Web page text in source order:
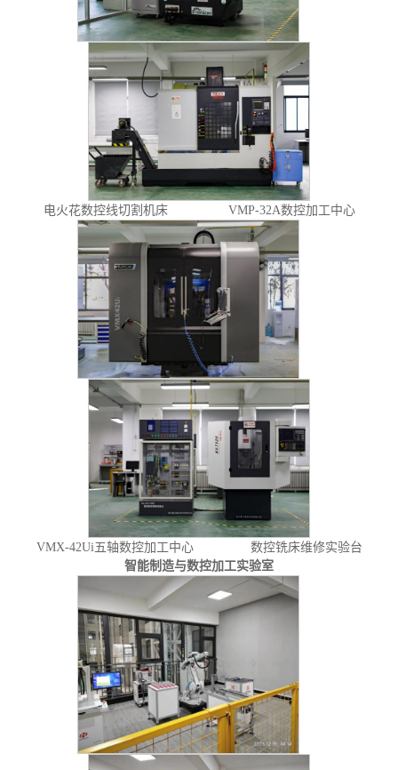
电火花数控线切割机床 VMP-32A数控加工中心
VMX-42Ui五轴数控加工中心 数控铣床维修实验台
智能制造与数控加工实验室